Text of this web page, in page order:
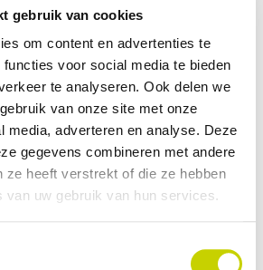
gebruik van cookies
om content en advertenties te
voor social media te bieden
te analyseren. Ook delen we
van onze site met onze
media, adverteren en analyse. Deze
gegevens combineren met andere
ze heeft verstrekt of die ze hebben
van uw gebruik van hun services.
als onderdeel van de
erkennen. Meer informatie
de website van de NVWA.
inspectieplichtige producten te
de buitengrens van de EU
Omdat niet alle inspectielocaties
liggen, kunt u een inspectie ook
erkende inspectielocatie binnen